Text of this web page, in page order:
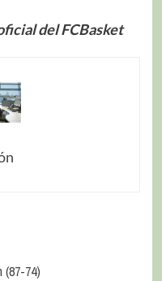
del FCBasket
(87-74)